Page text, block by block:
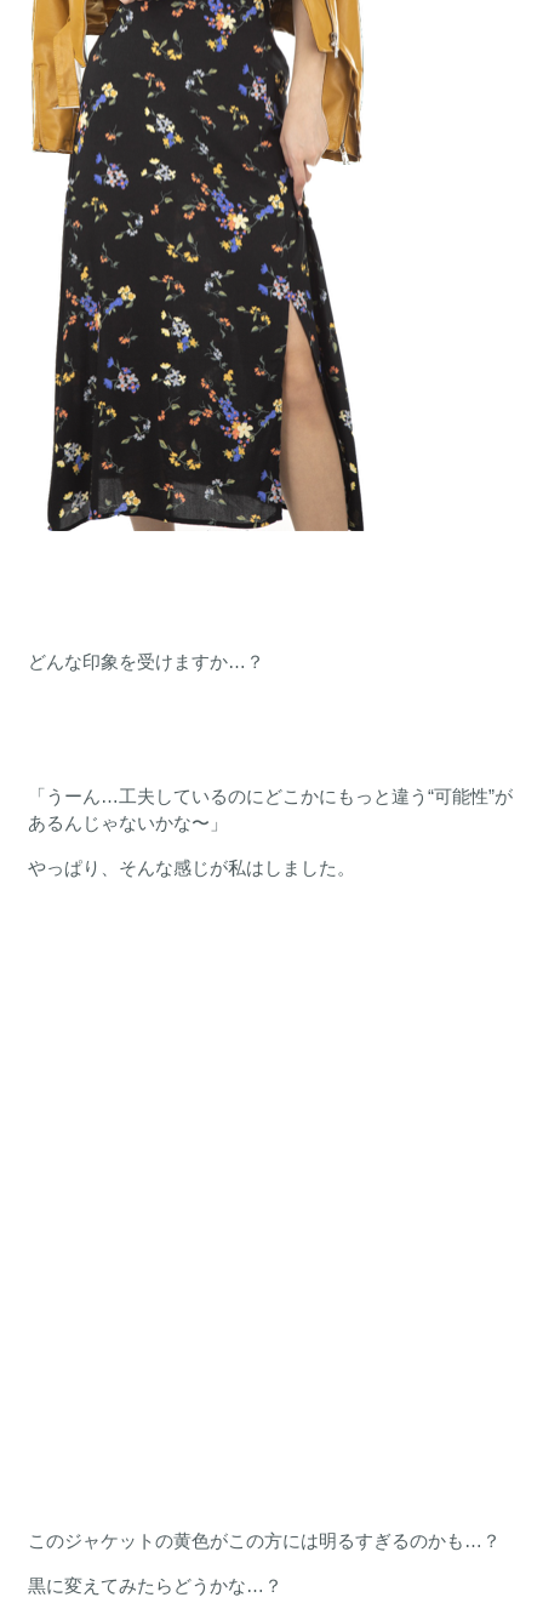
どんな印象を受けますか…？
「うーん…工夫しているのにどこかにもっと違う“可能性”が
あるんじゃないかな〜」
やっぱり、そんな感じが私はしました。
このジャケットの黄色がこの方には明るすぎるのかも…？
黒に変えてみたらどうかな…？